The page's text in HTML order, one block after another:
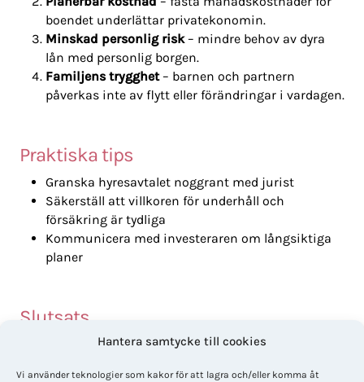
Hantera samtycke till cookies
Vi använder teknologier som kakor för att lagra och/eller komma åt
boendet underlättar privatekonomin.
Minskad personlig risk– mindre behov av dyra
lån med personlig borgen.
Familjens trygghet– barnen och partnern
påverkas inte av flytt eller förändringar i vardagen.
Praktiska tips
Granska hyresavtalet noggrant med jurist
Säkerställ att villkoren för underhåll och
försäkring är tydliga
Kommunicera med investeraren om långsiktiga
planer
Slutsats
För företagare och entreprenörer är sälj-och-bo-kvar